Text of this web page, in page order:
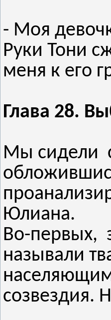
- Моя
Руки Тони
меня к его
Глава 28.
Мы сидели
Юлиана.
Во-первых,
называли
созвездия.